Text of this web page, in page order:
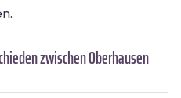
zwischen Oberhausen